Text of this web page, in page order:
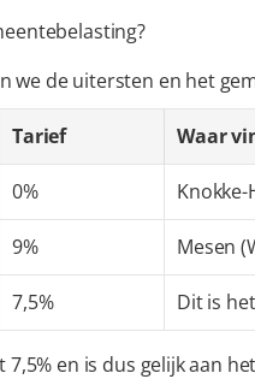
we de uitersten en het
Tarief Waar
0%
9% Mesen
7,5% Dit is
en is dus gelijk aan